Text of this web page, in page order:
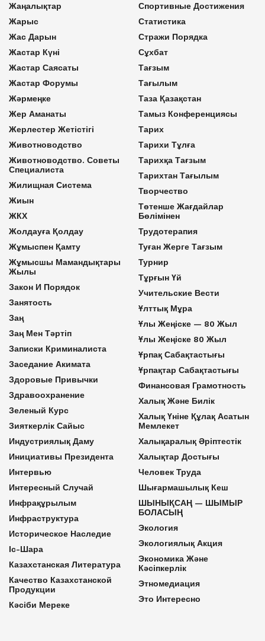
Жаңалықтар
Жарыс
Жас Дарын
Жастар Күні
Жастар Саясаты
Жастар Форумы
Жәрмеңке
Жер Аманаты
Жерлестер Жетістігі
Животноводство
Животноводство. Советы
Специалиста
Жилищная Система
Жиын
ЖКХ
Жолдауға Қолдау
Жұмыспен Қамту
Жұмысшы Мамандықтары
Жылы
Закон И Порядок
Занятость
Заң
Заң Мен Тәртіп
Записки Криминалиста
Заседание Акимата
Здоровые Привычки
Здравоохранение
Зеленый Курс
Зияткерлік Сайыс
Индустриялық Даму
Инициативы Президента
Интервью
Интересный Случай
Инфрақұрылым
Инфраструктура
Историческое Наследие
Іс-Шара
Казахстанская Литература
Качество Казахстанской
Продукции
Кәсіби Мереке
Спортивные Достижения
Статистика
Стражи Порядка
Сұхбат
Тағзым
Тағылым
Таза Қазақстан
Тамыз Конференциясы
Тарих
Тарихи Тұлға
Тарихқа Тағзым
Тарихтан Тағылым
Творчество
Төтенше Жағдайлар
Бөлімінен
Трудотерапия
Туған Жерге Тағзым
Турнир
Тұрғын Үй
Учительские Вести
Ұлттық Мұра
Ұлы Жеңіске — 80 Жыл
Ұлы Жеңіске 80 Жыл
Ұрпақ Сабақтастығы
Ұрпақтар Сабақтастығы
Финансовая Грамотность
Халық Және Билік
Халық Үніне Құлақ Асатын
Мемлекет
Халықаралық Әріптестік
Халықтар Достығы
Человек Труда
Шығармашылық Кеш
ШЫНЫҚСАҢ — ШЫМЫР
БОЛАСЫҢ
Экология
Экологиялық Акция
Экономика Және
Кәсіпкерлік
Этномедиация
Это Интересно